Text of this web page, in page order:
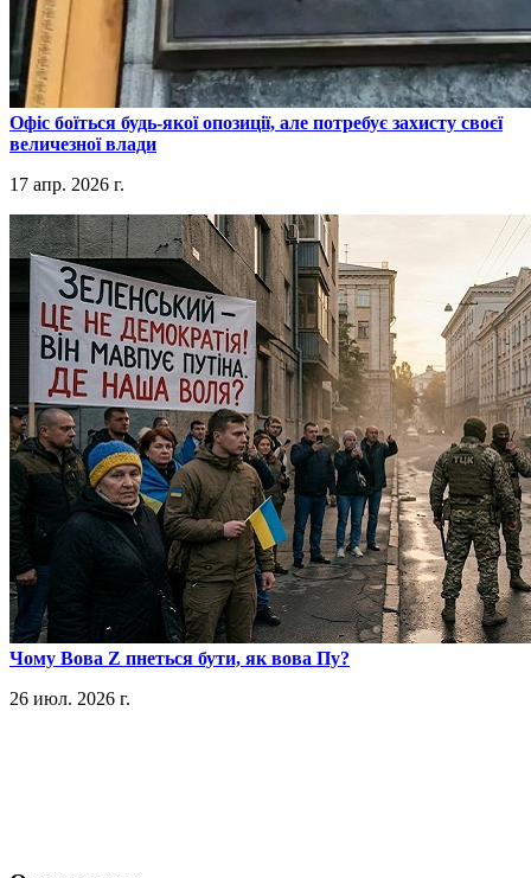
​Офіс боїться будь-якої опозиції, але потребує захисту своєї
величезної влади
17 апр. 2026 г.
​Чому Вова Z пнеться бути, як вова Пу?
26 июл. 2026 г.